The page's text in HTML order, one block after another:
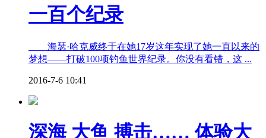
一百个纪录
海瑟·哈克威终于在她17岁这年实现了她一直以来的
梦想——打破100项钓鱼世界纪录。你没有看错，这 ...
2016-7-6 10:41
深海 大鱼 搏击…… 体验大